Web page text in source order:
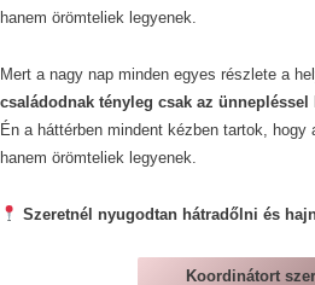
hanem örömteliek legyenek.
Mert a nagy nap minden egyes részlete a
családodnak tényleg csak az
Én a háttérben mindent kézben tartok, hogy
hanem örömteliek legyenek.
Szeretnél nyugodtan hátradőlni és
Koordinátort